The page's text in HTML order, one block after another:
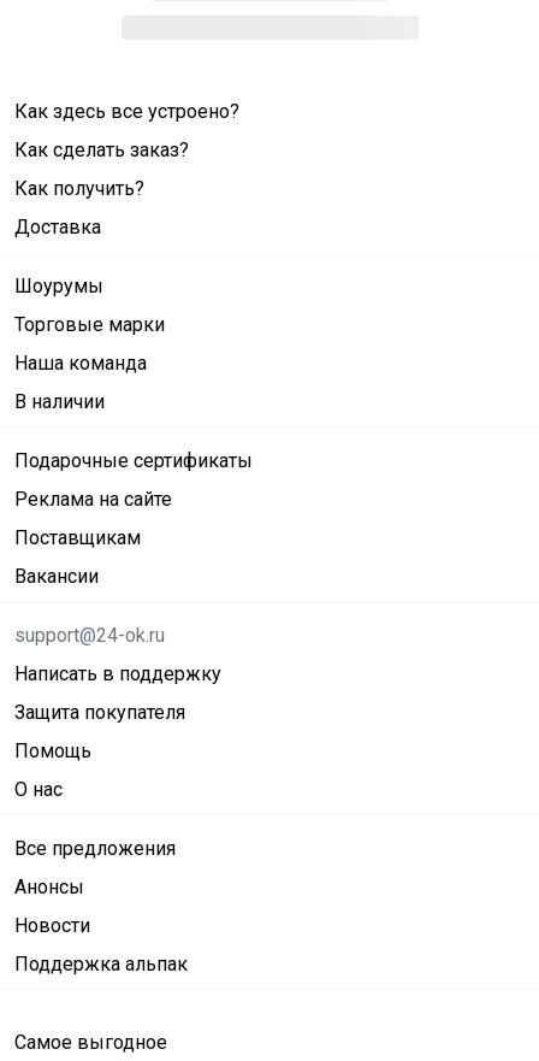
Как здесь все устроено?
Как сделать заказ?
Как получить?
Доставка
Шоурумы
Торговые марки
Наша команда
В наличии
Подарочные сертификаты
Реклама на сайте
Поставщикам
Вакансии
support@24-ok.ru
Написать в поддержку
Защита покупателя
Помощь
О нас
Все предложения
Анонсы
Новости
Поддержка альпак
Самое выгодное